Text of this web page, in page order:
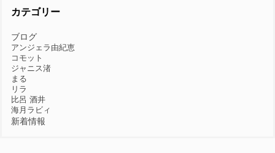
カテゴリー
ブログ
アンジェラ由紀恵
コモット
ジャニス渚
まる
リラ
比呂 酒井
海月ラビィ
新着情報